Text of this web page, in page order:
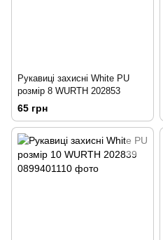
Рукавиці захисні White PU
розмір 8 WURTH 202853
65 грн